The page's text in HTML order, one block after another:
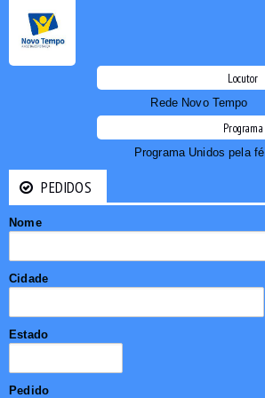
Locutor
Rede Novo Tempo
Programa
Programa Unidos pela fé
PEDIDOS
Nome
Cidade
Estado
Pedido